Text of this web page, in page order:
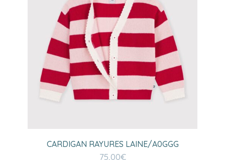
CARDIGAN RAYURES LAINE/A0GGG
75,00€